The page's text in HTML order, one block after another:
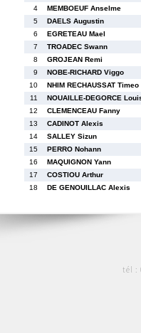
4
MEMBOEUF Anselme
5
DAELS Augustin
6
EGRETEAU Mael
7
TROADEC Swann
8
GROJEAN Remi
9
NOBE-RICHARD Viggo
10
NHIM RECHAUSSAT Timeo
11
NOUAILLE-DEGORCE
12
CLEMENCEAU Fanny
13
CADINOT Alexis
14
SALLEY Sizun
15
PERRO Nohann
16
MAQUIGNON Yann
17
COSTIOU Arthur
18
DE GENOUILLAC Alexis
tél :